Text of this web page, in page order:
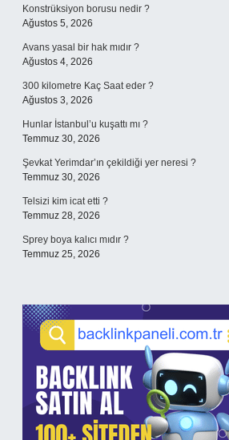
Konstrüksiyon borusu nedir ?
Ağustos 5, 2026
Avans yasal bir hak mıdır ?
Ağustos 4, 2026
300 kilometre Kaç Saat eder ?
Ağustos 3, 2026
Hunlar İstanbul’u kuşattı mı ?
Temmuz 30, 2026
Şevkat Yerimdar’ın çekildiği yer neresi ?
Temmuz 30, 2026
Telsizi kim icat etti ?
Temmuz 28, 2026
Sprey boya kalıcı mıdır ?
Temmuz 25, 2026